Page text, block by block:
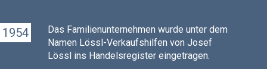
1954
Das Familienunternehmen wurde unter dem
Namen Lössl-Verkaufshilfen von Josef
Lössl ins Handelsregister eingetragen.